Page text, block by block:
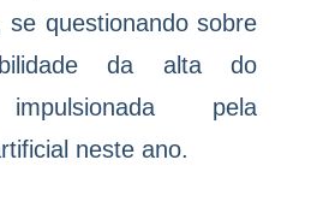
se questionando sobre
da alta do
pela
neste ano.